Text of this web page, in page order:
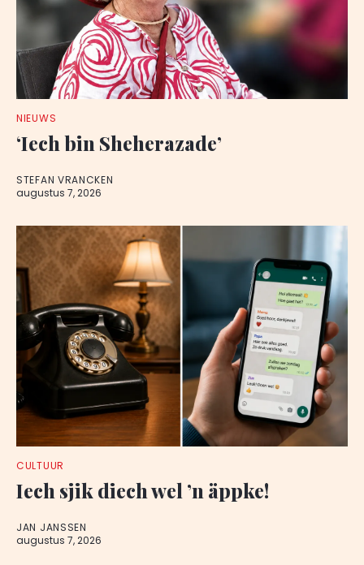
NIEUWS
‘Iech bin Sheherazade’
STEFAN VRANCKEN
augustus 7, 2026
CULTUUR
Iech sjik diech wel ’n äppke!
JAN JANSSEN
augustus 7, 2026